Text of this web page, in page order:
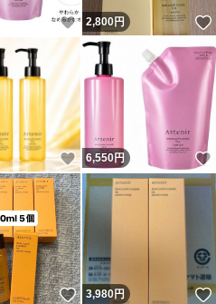
いいね！
2,800円
いいね！
6,550円
いいね！
3,980円